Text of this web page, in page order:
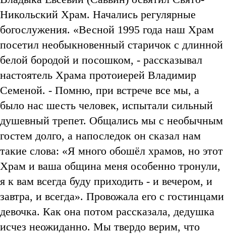
Никольский Храм. Начались регулярные
богослужения. «Весной 1995 года наш Храм
посетил необыкновенный старичок с длинной
белой бородой и посошком, - рассказывал
настоятель Храма протоиерей Владимир
Семеной. - Помню, при встрече все мы, а
было нас шесть человек, испытали сильный
душевный трепет. Общались мы с необычным
гостем долго, а напоследок он сказал нам
такие слова: «Я много обошёл храмов, но этот
Храм и ваша община меня особенно тронули,
я к вам всегда буду приходить - и вечером, и
завтра, и всегда». Провожала его с гостинцами
девочка. Как она потом рассказала, дедушка
исчез неожиданно. Мы твердо верим, что